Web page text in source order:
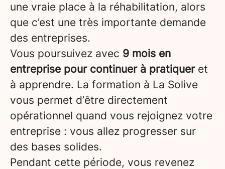
une vraie place à la réhabilitation, alors
que c’est une très importante demande
des entreprises.
Vous poursuivez avec 9 mois en
entreprise pour continuer à pratiqueret
à apprendre. La formation à La Solive
vous permet d’être directement
opérationnel quand vous rejoignez votre
entreprise : vous allez progresser sur
des bases solides.
Pendant cette période, vous revenez